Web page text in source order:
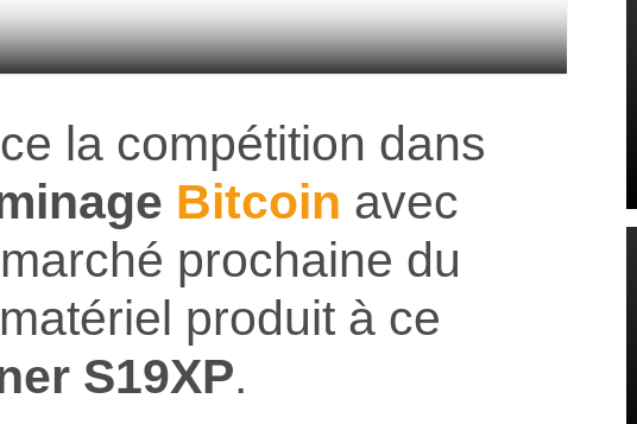
la compétition dans
Bitcoin avec
prochaine du
produit à ce
S19XP.